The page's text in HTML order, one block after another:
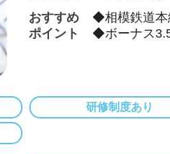
おすすめ
ポイント
◆相模鉄道本
◆ボーナス
◆保育所の経
育成事業な
研修制度あり